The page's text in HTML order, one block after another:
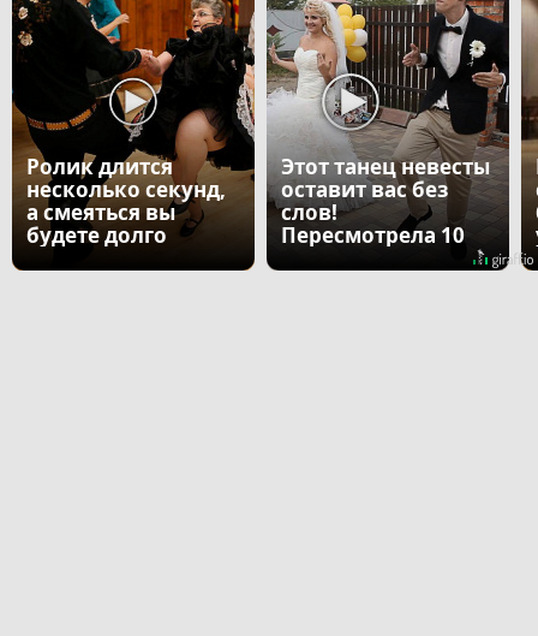
Ролик длится
несколько секунд,
а смеяться вы
будете долго
Этот танец невесты
оставит вас без
слов!
Пересмотрела 10